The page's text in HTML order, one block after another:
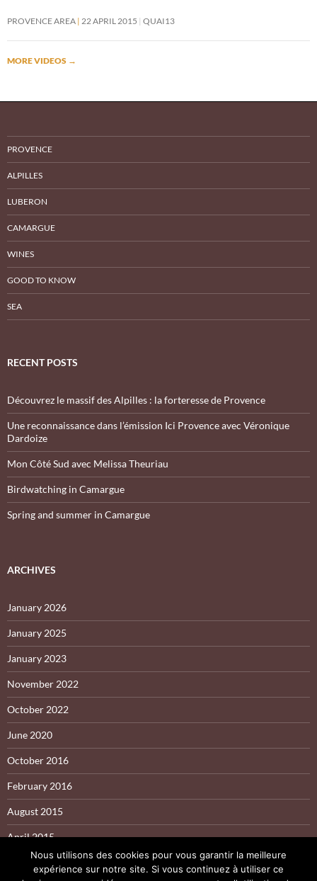
PROVENCE AREA 22 APRIL 2015 QUAI13
MORE VIDEOS →
PROVENCE
ALPILLES
LUBERON
CAMARGUE
WINES
GOOD TO KNOW
SEA
RECENT POSTS
Découvrez le massif des Alpilles : la forteresse de Provence
Une reconnaissance dans l’émission Ici Provence avec Véronique
Dardoize
Mon Côté Sud avec Melissa Theuriau
Birdwatching in Camargue
Spring and summer in Camargue
ARCHIVES
January 2026
January 2025
January 2023
November 2022
October 2022
June 2020
October 2016
February 2016
August 2015
April 2015
Nous utilisons des cookies pour vous garantir la meilleure
expérience sur notre site. Si vous continuez à utiliser ce